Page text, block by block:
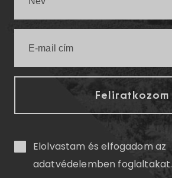
Elolvastam és elfogadom az
adatvédelemben foglaltakat.